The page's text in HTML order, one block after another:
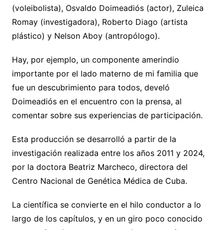
(voleibolista), Osvaldo Doimeadiós (actor), Zuleica
Romay (investigadora), Roberto Diago (artista
plástico) y Nelson Aboy (antropólogo).
Hay, por ejemplo, un componente amerindio
importante por el lado materno de mi familia que
fue un descubrimiento para todos, develó
Doimeadiós en el encuentro con la prensa, al
comentar sobre sus experiencias de participación.
Esta producción se desarrolló a partir de la
investigación realizada entre los años 2011 y 2024,
por la doctora Beatriz Marcheco, directora del
Centro Nacional de Genética Médica de Cuba.
La científica se convierte en el hilo conductor a lo
largo de los capítulos, y en un giro poco conocido